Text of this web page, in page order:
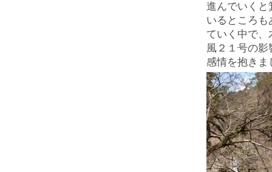
進んでいくと
いるところ
ていく中で、
風２１号の
感情を抱き